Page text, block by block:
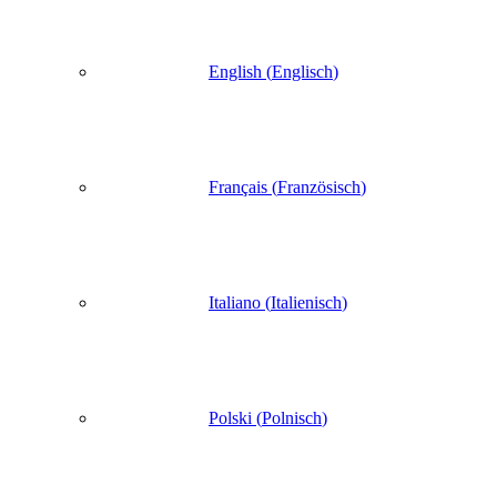
English (Englisch)
Français (Französisch)
Italiano (Italienisch)
Polski (Polnisch)